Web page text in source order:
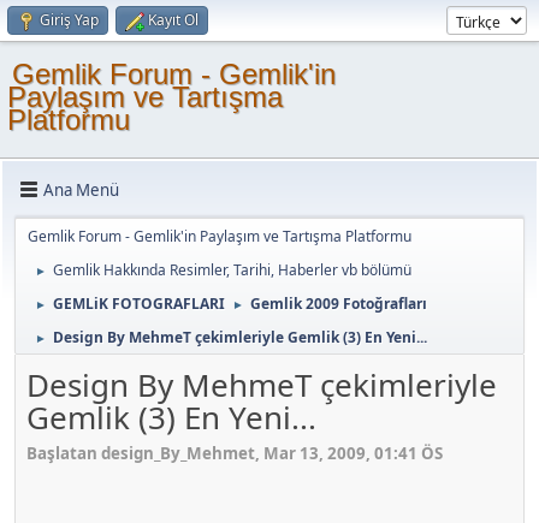
Giriş Yap Kayıt Ol
Gemlik Forum - Gemlik'in
Paylaşım ve Tartışma
Platformu
Ana Menü
Gemlik Forum - Gemlik'in Paylaşım ve Tartışma Platformu
► Gemlik Hakkında Resimler, Tarihi, Haberler vb bölümü
► GEMLiK FOTOGRAFLARI ► Gemlik 2009 Fotoğrafları
► Design By MehmeT çekimleriyle Gemlik (3) En Yeni...
Design By MehmeT çekimleriyle
Gemlik (3) En Yeni...
Başlatan design_By_Mehmet, Mar 13, 2009, 01:41 ÖS